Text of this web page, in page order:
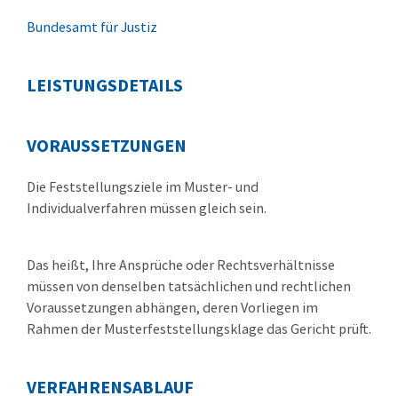
Bundesamt für Justiz
LEISTUNGSDETAILS
VORAUSSETZUNGEN
Die Feststellungsziele im Muster- und
Individualverfahren müssen gleich sein.
Das heißt, Ihre Ansprüche oder Rechtsverhältnisse
müssen von denselben tatsächlichen und rechtlichen
Voraussetzungen abhängen, deren Vorliegen im
Rahmen der Musterfeststellungsklage das Gericht prüft.
VERFAHRENSABLAUF